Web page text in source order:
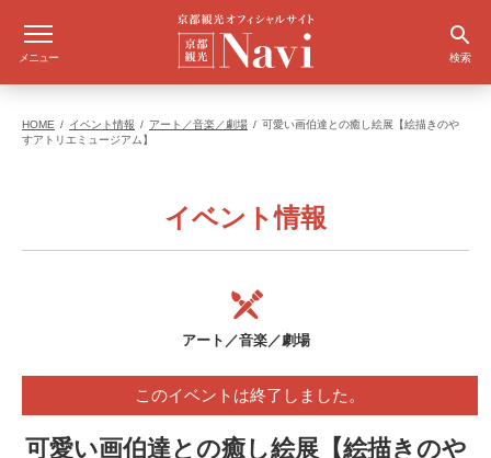
メニュー 検索
HOME イベント情報 アート／音楽／劇場
可愛い画伯達との癒し絵展【絵描きのや
すアトリエミュージアム】
イベント情報
アート／音楽／劇場
このイベントは終了しました。
可愛い画伯達との癒し絵展【絵描きのや